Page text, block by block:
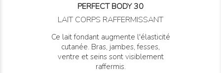
PERFECT BODY 30
LAIT CORPS RAFFERMISSANT
Ce lait fondant augmente l'élasticité
cutanée. Bras, jambes, fesses,
ventre et seins sont visiblement
raffermis.